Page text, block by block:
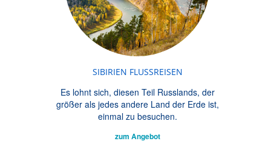
SIBIRIEN FLUSSREISEN
Es lohnt sich, diesen Teil Russlands, der
größer als jedes andere Land der Erde ist,
einmal zu besuchen.
zum Angebot